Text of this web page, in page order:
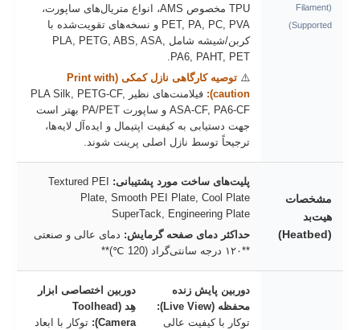
(Filament
Supported)
TPU مخصوص AMS، انواع متریال‌های ساپورت،
PET, PA, PC, PVA و نسخه‌های تقویت‌شده با
کربن/شیشه شامل PLA, PETG, ABS, ASA,
PA6, PAHT, PET.
⚠️
توصیه کارگاهی نازل کمکی (Print with
caution):
فیلامنت‌های نظیر PLA Silk, PETG-CF,
ASA-CF, PA6-CF و ساپورت PA/PET بهتر است
جهت دستیابی به کیفیت اپتیمال و ایده‌آل لایه‌ها،
ترجیحاً توسط نازل اصلی پرینت شوند.
مشخصات
هیت‌بد
(Heatbed)
پلیت‌های ساخت مورد پشتیبانی:
Textured PEI
Plate, Smooth PEI Plate, Cool Plate
SuperTack, Engineering Plate
حداکثر دمای صفحه گرمایش: دمای عالی و صنعتی
**۱۲۰ درجه سانتی‌گراد (120 ℃)**
دوربین پایش زنده
محفظه (Live View):
توکار با کیفیت عالی
دوربین اختصاصی ابزار
هِد (Toolhead
Camera):
توکار با ابعاد